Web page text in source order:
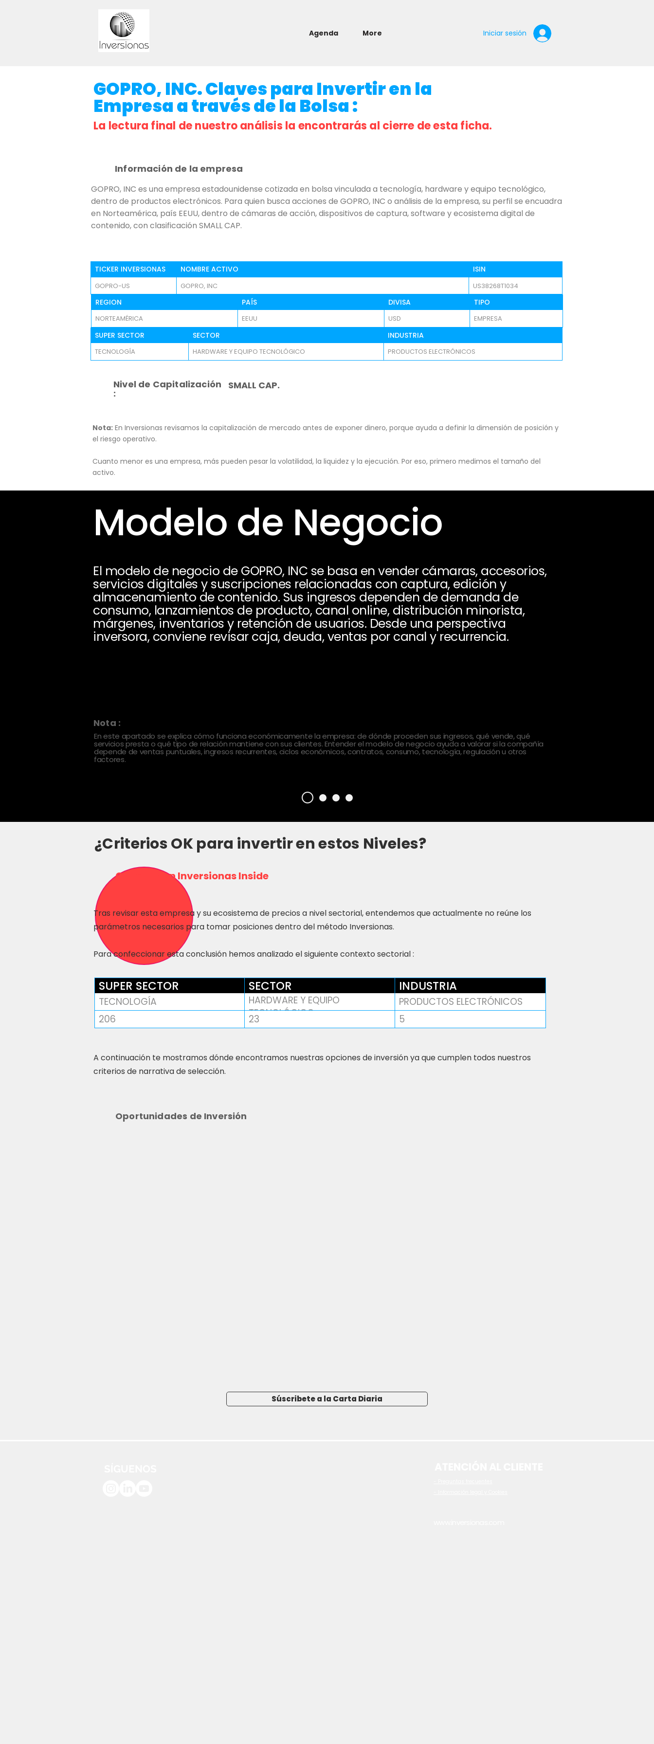
Agenda More Iniciar sesión
GOPRO, INC. Claves para Invertir en la
Empresa a través de la Bolsa :
La lectura final de nuestro análisis la encontrarás al cierre de esta ficha.
Información de la empresa
GOPRO, INC es una empresa estadounidense cotizada en bolsa vinculada a tecnología, hardware y equipo tecnológico,
dentro de productos electrónicos. Para quien busca acciones de GOPRO, INC o análisis de la empresa, su perfil se encuadra
en Norteamérica, país EEUU, dentro de cámaras de acción, dispositivos de captura, software y ecosistema digital de
contenido, con clasificación SMALL CAP.
TICKER INVERSIONAS NOMBRE ACTIVO ISIN
GOPRO-US GOPRO, INC US38268T1034
REGION PAÍS DIVISA TIPO
NORTEAMÉRICA EEUU USD EMPRESA
SUPER SECTOR SECTOR INDUSTRIA
TECNOLOGÍA HARDWARE Y EQUIPO TECNOLÓGICO PRODUCTOS ELECTRÓNICOS
Nivel de Capitalización
:
SMALL CAP.
Nota: En Inversionas revisamos la capitalización de mercado antes de exponer dinero, porque ayuda a definir la dimensión de posición y
el riesgo operativo.
Cuanto menor es una empresa, más pueden pesar la volatilidad, la liquidez y la ejecución. Por eso, primero medimos el tamaño del
activo.
Modelo de Negocio
El modelo de negocio de GOPRO, INC se basa en vender cámaras, accesorios,
servicios digitales y suscripciones relacionadas con captura, edición y
almacenamiento de contenido. Sus ingresos dependen de demanda de
consumo, lanzamientos de producto, canal online, distribución minorista,
márgenes, inventarios y retención de usuarios. Desde una perspectiva
inversora, conviene revisar caja, deuda, ventas por canal y recurrencia.
Nota :
En este apartado se explica cómo funciona económicamente la empresa: de dónde proceden sus ingresos, qué vende, qué
servicios presta o qué tipo de relación mantiene con sus clientes. Entender el modelo de negocio ayuda a valorar si la compañía
depende de ventas puntuales, ingresos recurrentes, ciclos económicos, contratos, consumo, tecnología, regulación u otros
factores.
¿Criterios OK para invertir en estos Niveles?
Consulta en Inversionas Inside
Tras revisar esta empresa y su ecosistema de precios a nivel sectorial, entendemos que actualmente no reúne los
parámetros necesarios para tomar posiciones dentro del método Inversionas.
Para confeccionar esta conclusión hemos analizado el siguiente contexto sectorial :
SUPER SECTOR SECTOR INDUSTRIA
TECNOLOGÍA
HARDWARE Y EQUIPO
TECNOLÓGICO
PRODUCTOS ELECTRÓNICOS
206
23 5
A continuación te mostramos dónde encontramos nuestras opciones de inversión ya que cumplen todos nuestros
criterios de narrativa de selección.
Oportunidades de Inversión
Súscribete a la Carta Diaria